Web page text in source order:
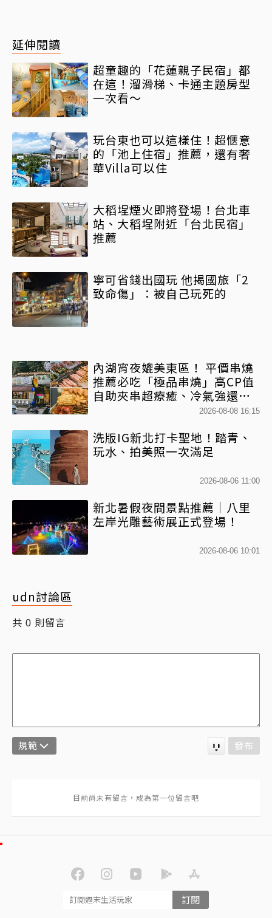
延伸閱讀
超童趣的「花蓮親子民宿」都
在這！溜滑梯、卡通主題房型
一次看～
玩台東也可以這樣住！超愜意
的「池上住宿」推薦，還有奢
華Villa可以住
大稻埕煙火即將登場！台北車
站、大稻埕附近「台北民宿」
推薦
寧可省錢出國玩 他揭國旅「2
致命傷」：被自己玩死的
內湖宵夜媲美東區！ 平價串燒
推薦必吃「極品串燒」高CP值
自助夾串超療癒、冷氣強還不
2026-08-08 16:15
洗版IG新北打卡聖地！踏青、
玩水、拍美照一次滿足
2026-08-06 11:00
新北暑假夜間景點推薦｜八里
左岸光雕藝術展正式登場！
2026-08-06 10:01
udn討論區
共 0 則留言
規範 發布
訂閱